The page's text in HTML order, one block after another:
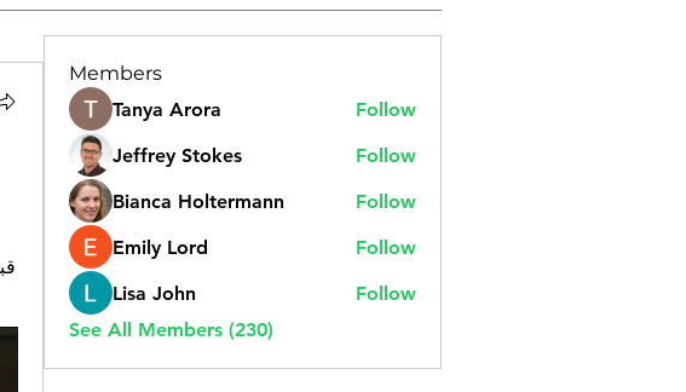
Members
Tanya Arora
Follow
Jeffrey Stokes
Follow
Bianca Holtermann
Follow
Emily Lord
Follow
Lisa John
Follow
See All Members (230)